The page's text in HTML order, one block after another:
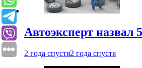
Автоэксперт
2 года спустя2 года спустя